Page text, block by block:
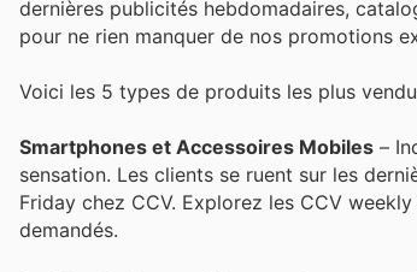
dernières publicités hebdomadaires,
pour ne rien manquer de nos promotions
Voici les 5 types de produits les plus
Smartphones et Accessoires Mobiles –
sensation. Les clients se ruent sur les
Friday chez CCV. Explorez les CCV
demandés.